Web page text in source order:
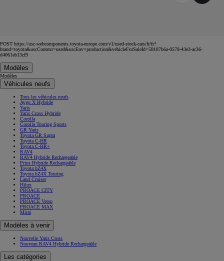
POST https://usc-webcomponents.toyota-europe.com/v1/used-stock-cars/fr/fr?
brand=toyota&uscContext=used&uscEnv=production&vehicleForSaleId=58187b6a-0578-43e3-ac36-
d4061eb13cf9
Modèles
Modèles
Véhicules neufs
Tous les véhicules neufs
Aygo X Hybride
Yaris
Yaris Cross Hybride
Corolla
Corolla Touring Sports
GR Yaris
Toyota GR Supra
Toyota C-HR
Toyota C-HR+
RAV4
RAV4 Hybride Rechargeable
Prius Hybride Rechargeable
Toyota bZ4X
Toyota bZ4X Touring
Land Cruiser
Hilux
PROACE CITY
PROACE
PROACE Verso
PROACE MAX
Mirai
Modèles à venir
Nouvelle Yaris Cross
Nouveau RAV4 Hybride Rechargeable
Les catégories